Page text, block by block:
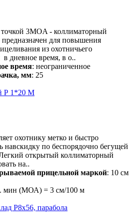
3MOA - коллиматорный
для повышения
из охотничьего
в дневное время, в о..
время: неограниченное
мм: 25
Р 1*20 М
охотнику метко и быстро
навскидку по беспорядочно бегущей
открытый коллиматорный
на..
прицельной маркой: 10 см
мин (МОА) = 3 см/100 м
P8x56, парабола